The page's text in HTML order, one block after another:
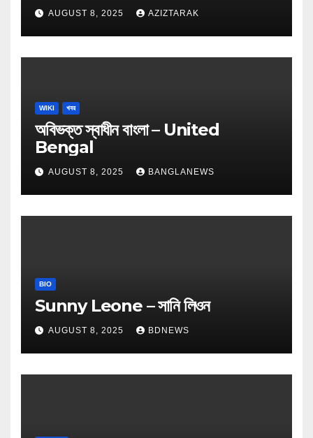
AUGUST 8, 2025 AZIZTARAK
WIKI খবর
অবিভক্ত স্বাধীন বাংলা – United
Bengal
AUGUST 8, 2025 BANGLANEWS
BIO
Sunny Leone – সানি লিওন
AUGUST 8, 2025 BDNEWS